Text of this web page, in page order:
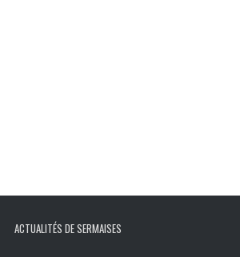
ACTUALITÉS DE SERMAISES